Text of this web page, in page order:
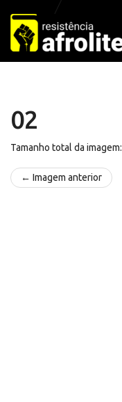
Pular
para
o
conteúdo
02
Tamanho total da imagem:
← Imagem anterior